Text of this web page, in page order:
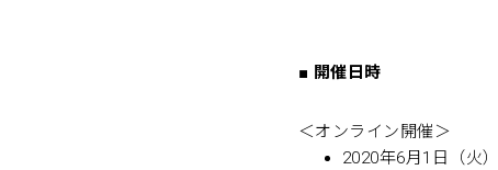
■ 開催日時
＜オンライン開催＞
2020年6月1日（火